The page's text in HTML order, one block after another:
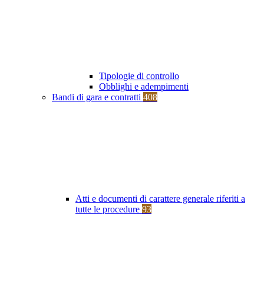
Tipologie di controllo
Obblighi e adempimenti
Bandi di gara e contratti 408
Atti e documenti di carattere generale riferiti a
tutte le procedure 93